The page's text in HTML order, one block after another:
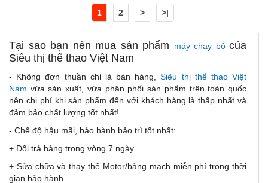
1 2 > >|
Tại sao bạn nên mua sản phẩm máy chạy bộ của
Siêu thị thể thao Việt Nam
- Không đơn thuần chỉ là bán hàng,Siêu thị thể thao Việt
Nam vừa sản xuất, vừa phân phối sản phẩm trên toàn quốc
nên chi phí khi sản phẩm đến với khách hàng là thấp nhất và
đảm bảo chất lượng tốt nhất!.
- Chế độ hậu mãi, bảo hành bảo trì tốt nhất:
+ Đổi trả hàng trong vòng 7 ngày
+ Sửa chữa và thay thế Motor/bảng mạch miễn phí trong thời
gian bảo hành.